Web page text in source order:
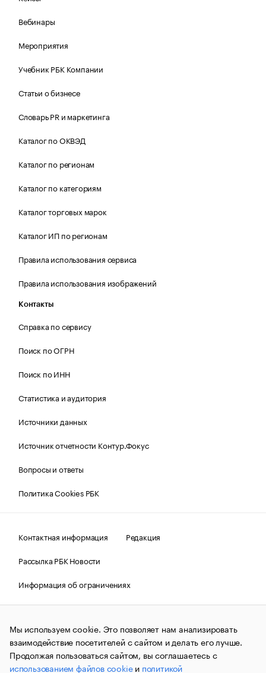
Вебинары
Мероприятия
Учебник РБК Компании
Статьи о бизнесе
Словарь PR и маркетинга
Каталог по ОКВЭД
Каталог по регионам
Каталог по категориям
Каталог торговых марок
Каталог ИП по регионам
Правила использования сервиса
Правила использования изображений
Контакты
Справка по сервису
Поиск по ОГРН
Поиск по ИНН
Статистика и аудитория
Источники данных
Источник отчетности Контур.Фокус
Вопросы и ответы
Политика Cookies РБК
Контактная информация
Редакция
Рассылка РБК Новости
Информация об ограничениях
Правовая информация
О соблюдении авторских прав
© АО «РОСБИЗНЕСКОНСАЛТИНГ»,1995–2026.Сообщения
и материалы информационного агентства «РБК»
(зарегистрировано Федеральной службой по надзору в сфере
связи, информационных технологий и массовых
коммуникаций (Роскомнадзор) 09.12.2015 за номером ИА
Мы используем cookie. Это позволяет нам анализировать
взаимодействие посетителей с сайтом и делать его лучше.
Продолжая пользоваться сайтом, вы соглашаетесь с
использованием файлов cookieи политикой